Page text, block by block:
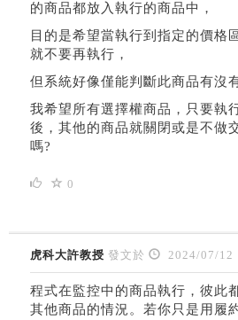
的商品都放入執行的商品中，
目的是希望當執行到指定的價格
就不要再執行，
但系統好像僅能判斷此商品有沒
我希望所有選擇權商品，只要執
後，其他的商品就關閉或是不做
嗎?
0
虎科大許教授 發文於 2024/07/12
程式在監控中的商品執行，彼此
其他商品的情況。若你只是用履